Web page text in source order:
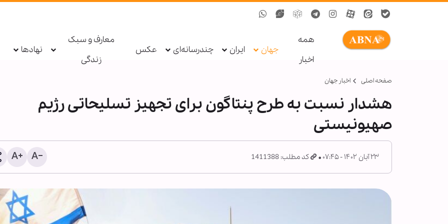
همه
اخبار
جهان ایران چندرسانه‌ای عکس
معارف و سبک
زندگی
نهادها
صفحه اصلی اخبار جهان
هشدار نسبت به طرح پنتاگون برای تجهیز تسلیحاتی رژیم
صهیونیستی
۲۳ آبان ۱۴۰۲ - ۰۷:۴۵ کد مطلب: 1411388
اتهام جاسوسی یک کارمند
برای رژیم صهیونیستی؛
ملل تحقیق می‌کند